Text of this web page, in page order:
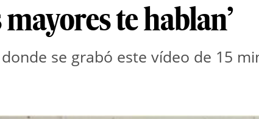
mayores te hablan’
se grabó este vídeo de 15